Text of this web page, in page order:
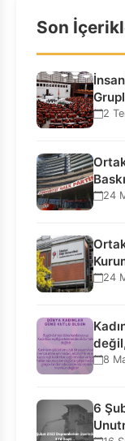
Son
2
24
24
8
6